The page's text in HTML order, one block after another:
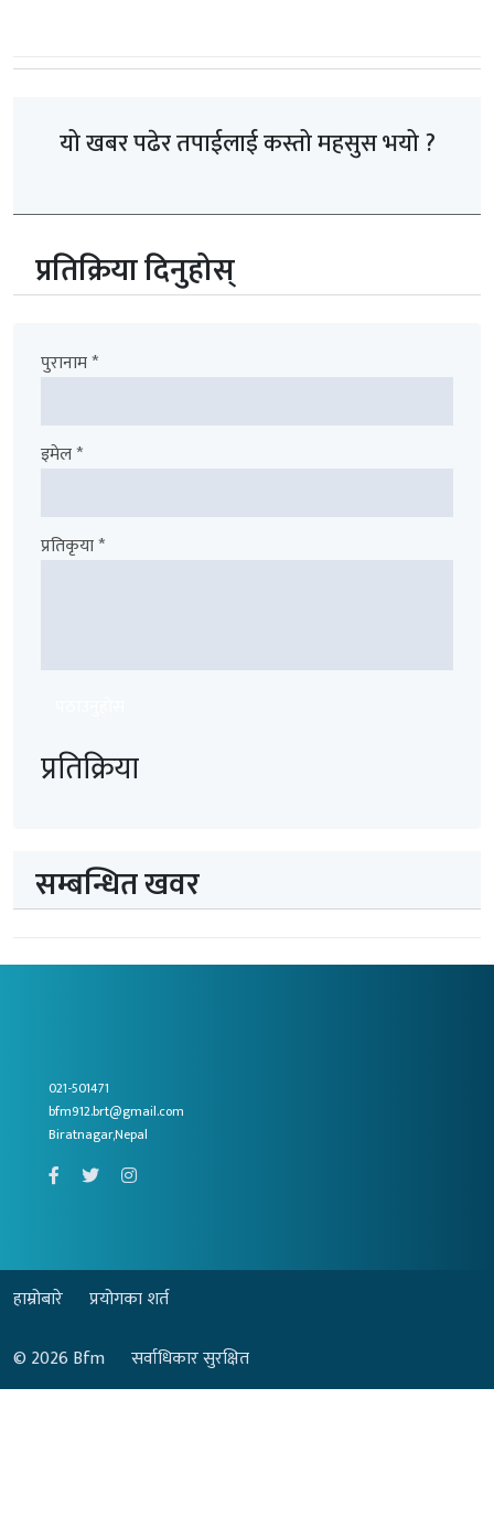
यो खबर पढेर तपाईलाई कस्तो महसुस भयो ?
प्रतिक्रिया दिनुहोस्
पुरानाम *
इमेल *
प्रतिकृया *
प्रतिक्रिया
सम्बन्धित खवर
021-501471
bfm912.brt@gmail.com
Biratnagar,Nepal
हाम्रोबारे
प्रयोगका शर्त
© 2026Bfm सर्वाधिकार सुरक्षित